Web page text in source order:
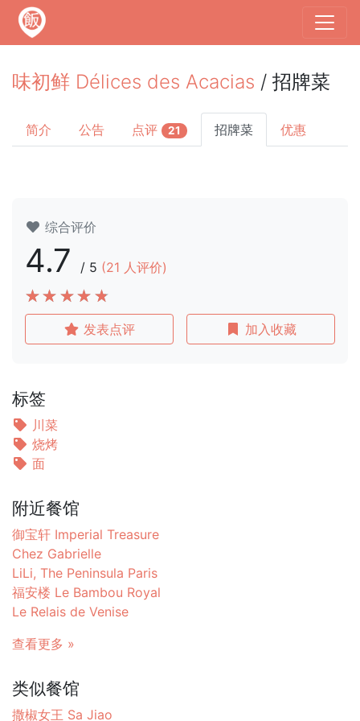
味初鲜 Délices des Acacias / 招牌菜
简介 公告 点评 21 招牌菜 优惠
综合评价
4.7 / 5 (21 人评价)
发表点评 加入收藏
标签
川菜
烧烤
面
附近餐馆
御宝轩 Imperial Treasure
Chez Gabrielle
LiLi, The Peninsula Paris
福安楼 Le Bambou Royal
Le Relais de Venise
查看更多 »
类似餐馆
撒椒女王 Sa Jiao